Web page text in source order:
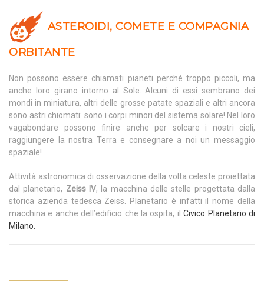
ASTEROIDI, COMETE E COMPAGNIA
ORBITANTE
Non possono essere chiamati pianeti perché troppo piccoli, ma
anche loro girano intorno al Sole. Alcuni di essi sembrano dei
mondi in miniatura, altri delle grosse patate spaziali e altri ancora
sono astri chiomati: sono i corpi minori del sistema solare! Nel loro
vagabondare possono finire anche per solcare i nostri cieli,
raggiungere la nostra Terra e consegnare a noi un messaggio
spaziale!
Attività astronomica di osservazione della volta celeste proiettata
dal planetario, Zeiss IV, la macchina delle stelle progettata dalla
storica azienda tedesca Zeiss. Planetario è infatti il nome della
macchina e anche dell’edificio che la ospita, il Civico Planetario di
Milano.